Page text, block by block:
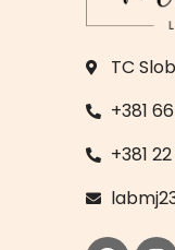
TC
+381
+381